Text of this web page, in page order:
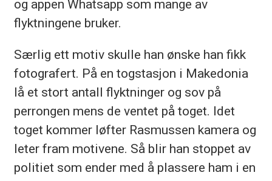
og appen Whatsapp som mange av
flyktningene bruker.
Særlig ett motiv skulle han ønske han fikk
fotografert. På en togstasjon i Makedonia
lå et stort antall flyktninger og sov på
perrongen mens de ventet på toget. Idet
toget kommer løfter Rasmussen kamera og
leter fram motivene. Så blir han stoppet av
politiet som ender med å plassere ham i en